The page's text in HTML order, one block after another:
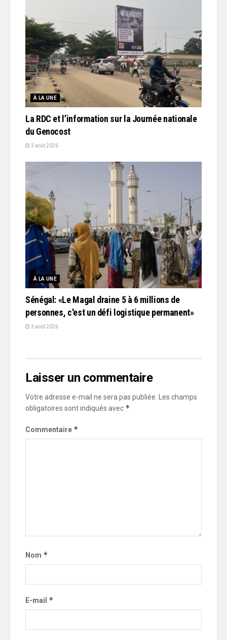
À LA UNE
La RDC et l’information sur la Journée nationale
du Genocost
3 août 2026
À LA UNE
Sénégal: «Le Magal draine 5 à 6 millions de
personnes, c'est un défi logistique permanent»
3 août 2026
Laisser un commentaire
Votre adresse e-mail ne sera pas publiée. Les champs
obligatoires sont indiqués avec *
Commentaire *
Nom *
E-mail *